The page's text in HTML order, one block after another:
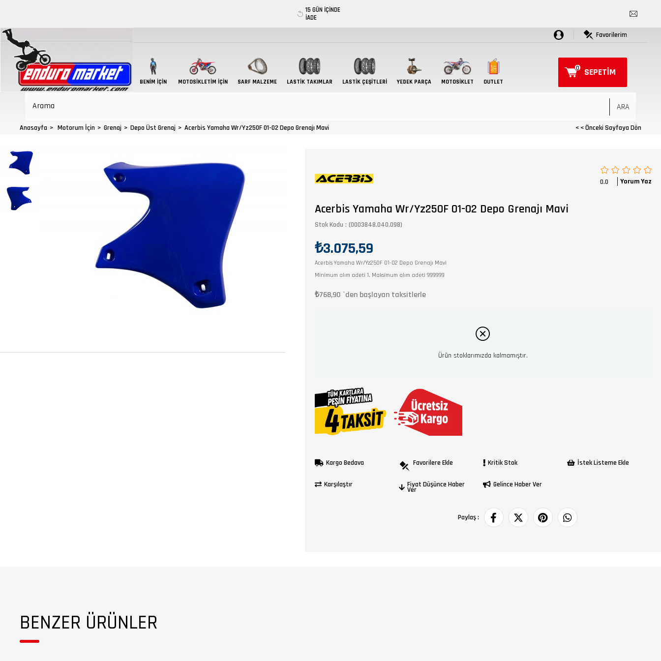
15 GÜN İÇİNDE
İADE
Favorilerim
BENIM İÇIN MOTOSIKLETIM İÇIN SARF MALZEME LASTIK TAKIMLAR LASTİK ÇEŞİTLERİ YEDEK PARÇA MOTOSIKLET OUTLET
SEPETIM
0
Anasayfa Motorum İçin Grenaj Depo Üst Grenaj Acerbis Yamaha Wr/Yz250F 01-02 Depo Grenajı Mavi < < Önceki Sayfaya Dön
Acerbis Yamaha Wr/Yz250F 01-02 Depo Grenajı Mavi
Stok Kodu (0003848.040.098)
₺3.075,59
Acerbis Yamaha Wr/Yz250F 01-02 Depo Grenajı Mavi
Minimum alım adeti 1, Maksimum alım adeti 999999
₺768,90 `den başlayan taksitlerle
Ürün stoklarımızda kalmamıştır.
Kargo Bedava Favorilere Ekle Kritik Stok İstek Listeme Ekle
Karşılaştır Fiyat Düşünce Haber
Ver
Gelince Haber Ver
Paylaş :
0.0 Yorum Yaz
BENZER ÜRÜNLER